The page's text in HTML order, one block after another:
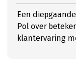
Een
Pol over
klantervaring